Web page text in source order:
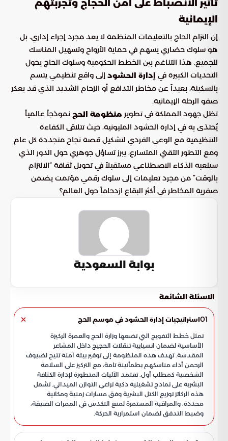
تأثير الانضباط على أمن الحجاج وتجربتهم
الإيمانية
إن التزام الحاج بالتعليمات المنظمة لا يعد مجرد إجراء إداري، بل
هو سلوك حضاري يسهم في حماية الأرواح وتسهيل المناسك
للجميع. هذا التناغم بين الخطط الحكومية وسلوك الحاج يحول
التحديات الكبيرة في إدارة الحشود إلى واقع تنظيمي يتسم
بالسكينة، بعيداً عن مخاطر التدافع أو الزحام الشديد الذي قد يعكر
صفو الرحلة الإيمانية.
تظل جهود المملكة في تطوير منظومة الحج نموذجاً عالمياً
يُحتذى به في إدارة الحشود المليونية، حيث تتلاقى الكفاءة
التنظيمية مع الوعي الفردي لتشكيل قصة نجاح متجددة كل عام.
ومع التطور التقني المتسارع، يبرز تساؤل جوهري حول الدور الذي
سيلعبه الذكاء الاصطناعي مستقبلاً في تحويل ثقافة “الالتزام
بالوقت” من مجرد تعليمات إلى سلوك رقمي مؤتمت يضمن
صفرية المخاطر في أكثر البقاع ازدحاماً حول العالم؟
بوابة السعودية
الاسئلة الشائعة
01استراتيجيات إدارة الحشود في موسم الحج
تمثل خطط التفويج التي تضعها وزارة الحج والعمرة الركيزة
الأساسية لضمان انسيابية تنقلات الحجيج داخل المشاعر
المقدسة. تهدف هذه المنظومة إلى توفير بيئة آمنة تتيح لضيوف
الرحمن أداء مناسكهم بطمأنينة تامة، مع التركيز على السلامة
الشخصية كمطلب أول. تعتمد الآليات المتطورة لإدارة الكثافة
البشرية على نماذج تشغيلية ذكية تراعي التوازن الميداني. تشمل
هذه الركائز توزيع الكتل البشرية وفق مسارات زمنية ومكانية
محددة، والمراقبة المستمرة لمنع التكدس في الممرات الضيقة،
وضبط التدفق لضمان استمرارية الحركة.